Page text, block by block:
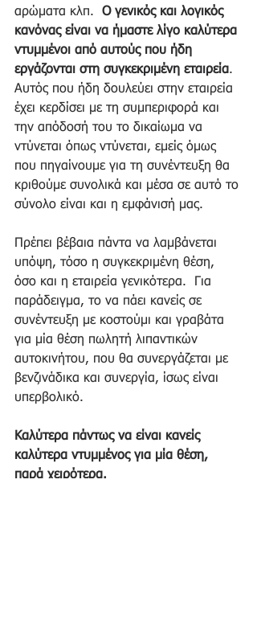
αρώματα κλπ. Ο γενικός και λογικός
κανόνας είναι να ήμαστε λίγο καλύτερα
ντυμμένοι από αυτούς που ήδη
εργάζονται στη συγκεκριμένη εταιρεία.
Αυτός που ήδη δουλεύει στην εταιρεία
έχει κερδίσει με τη συμπεριφορά και
την απόδοσή του το δικαίωμα να
ντύνεται όπως ντύνεται, εμείς όμως
που πηγαίνουμε για τη συνέντευξη θα
κριθούμε συνολικά και μέσα σε αυτό το
σύνολο είναι και η εμφάνισή μας.
Πρέπει βέβαια πάντα να λαμβάνεται
υπόψη, τόσο η συγκεκριμένη θέση,
όσο και η εταιρεία γενικότερα.  Για
παράδειγμα, το να πάει κανείς σε
συνέντευξη με κοστούμι και γραβάτα
για μία θέση πωλητή λιπαντικών
αυτοκινήτου, που θα συνεργάζεται με
βενζινάδικα και συνεργία, ίσως είναι
υπερβολικό.
Καλύτερα πάντως να είναι κανείς
καλύτερα ντυμμένος για μία θέση,
παρά χειρότερα.